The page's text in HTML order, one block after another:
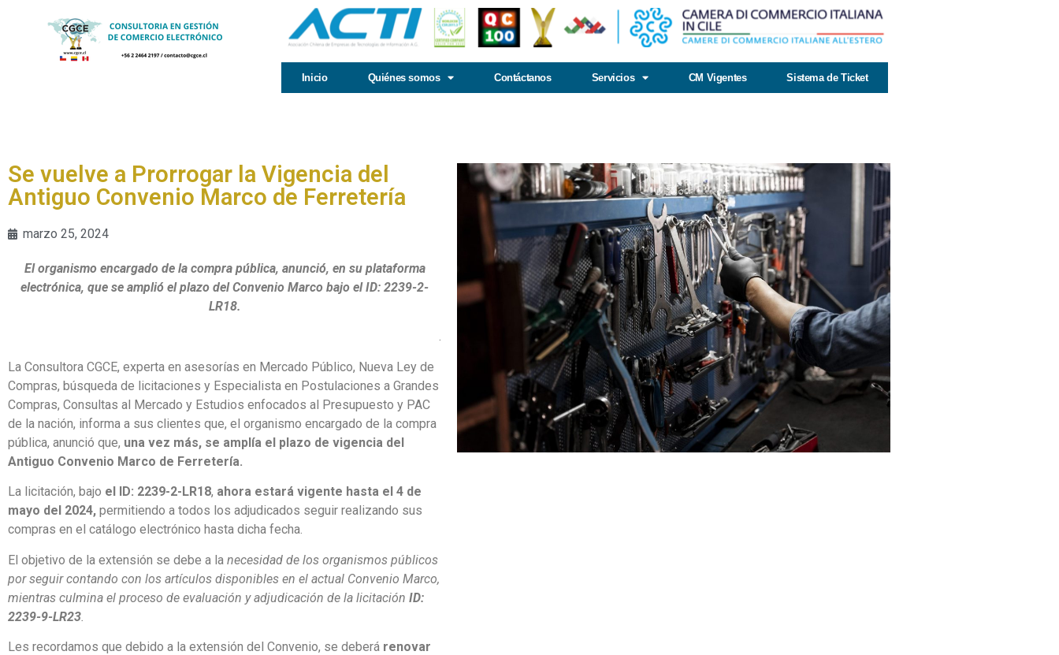
Inicio Quiénes somos Contáctanos Servicios CM Vigentes Sistema de Ticket
Se vuelve a Prorrogar la Vigencia del
Antiguo Convenio Marco de Ferretería
marzo 25, 2024
El organismo encargado de la compra pública, anunció, en su plataforma
electrónica, que se amplió el plazo del Convenio Marco bajo el ID: 2239-2-
LR18.
.
La Consultora CGCE, experta en asesorías en Mercado Público, Nueva Ley de
Compras, búsqueda de licitaciones y Especialista en Postulaciones a Grandes
Compras, Consultas al Mercado y Estudios enfocados al Presupuesto y PAC
de la nación, informa a sus clientes que, el organismo encargado de la compra
pública, anunció que, una vez más, se amplía el plazo de vigencia del
Antiguo Convenio Marco de Ferretería.
La licitación, bajo el ID: 2239-2-LR18, ahora estará vigente hasta el 4 de
mayo del 2024, permitiendo a todos los adjudicados seguir realizando sus
compras en el catálogo electrónico hasta dicha fecha.
El objetivo de la extensión se debe a la necesidad de los organismos públicos
por seguir contando con los artículos disponibles en el actual Convenio Marco,
mientras culmina el proceso de evaluación y adjudicación de la licitación ID:
2239-9-LR23
Les recordamos que debido a la extensión del Convenio, se deberá renovar